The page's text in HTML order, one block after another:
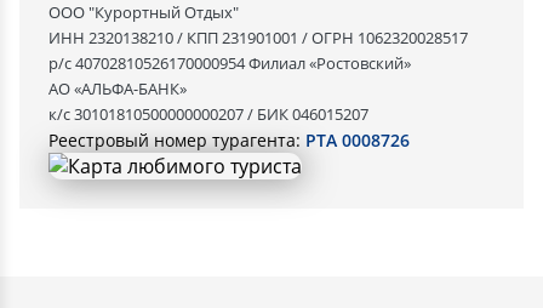
ООО "Курортный Отдых"
ИНН 2320138210 / КПП 231901001 / ОГРН 1062320028517
р/с 40702810526170000954 Филиал «Ростовский»
АО «АЛЬФА-БАНК»
к/с 30101810500000000207 / БИК 046015207
Реестровый номер турагента: РТА 0008726